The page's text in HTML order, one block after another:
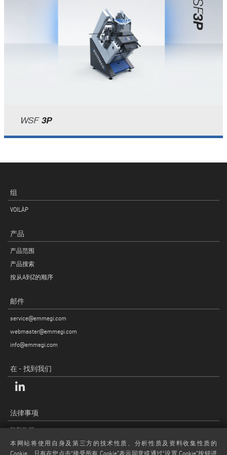
WSF 3P
组
VOILÀP
产品
产品范围
产品搜索
按从A到Z的顺序
邮件
service@emmegi.com
webmaster@emmegi.com
info@emmegi.com
在 - 找到我们
法律事项
隐私政策
法律说明
本网站将使用自身及第三方的技术性质、分析性质及资料收集性质的
Cookie。只有在您点击“接受所有 Cookie”表示同意或通过“设置 Cookie”按钮进